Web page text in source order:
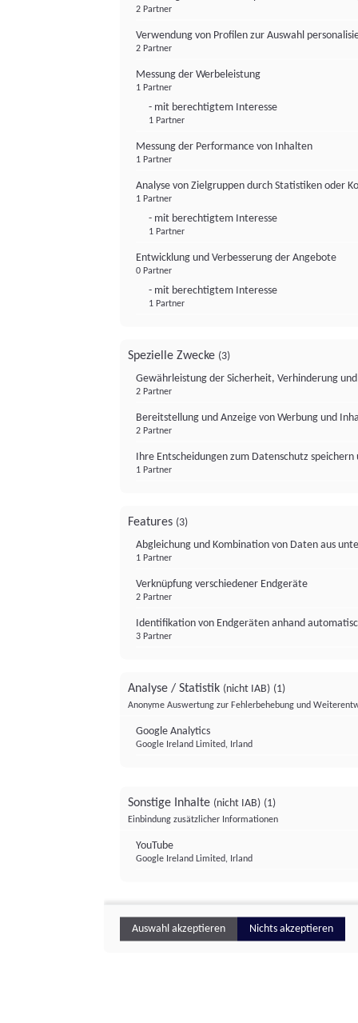
2 Partner
Verwendung von Profilen zur Auswahl
2 Partner
Messung der Werbeleistung
1 Partner
- mit berechtigtem Interesse
1 Partner
Messung der Performance von Inhalten
1 Partner
Analyse von Zielgruppen durch Statistiken oder
1 Partner
- mit berechtigtem Interesse
1 Partner
Entwicklung und Verbesserung der Angebote
0 Partner
- mit berechtigtem Interesse
1 Partner
Spezielle Zwecke (3)
Gewährleistung der Sicherheit, Verhinderung
2 Partner
Bereitstellung und Anzeige von Werbung und
2 Partner
Ihre Entscheidungen zum Datenschutz
1 Partner
Features (3)
Abgleichung und Kombination von Daten aus
1 Partner
Verknüpfung verschiedener Endgeräte
2 Partner
Identifikation von Endgeräten anhand
3 Partner
Analyse / Statistik (nicht IAB) (1)
Anonyme Auswertung zur Fehlerbehebung und
Google Analytics
Google Ireland Limited, Irland
Sonstige Inhalte (nicht IAB) (1)
Einbindung zusätzlicher Informationen
YouTube
Google Ireland Limited, Irland
Auswahl akzeptieren Nichts akzeptieren